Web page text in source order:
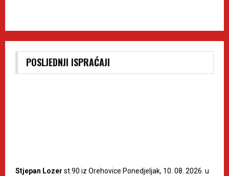
POSLJEDNJI ISPRAĆAJI
Stjepan Lozer st.90 iz Orehovice Ponedjeljak, 10. 08. 2026. u